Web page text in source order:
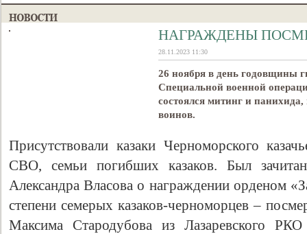
НАГРАЖДЕНЫ
28.11.2023 11:30
26 ноября в день годовщины
Специальной военной
состоялся митинг и
воинов.
Присутствовали казаки Черноморского
СВО, семьи погибших казаков. Был зачитан
Александра Власова о награждении орденом
степени семерых казаков-черноморцев –
Максима Стародубова из Лазаревского